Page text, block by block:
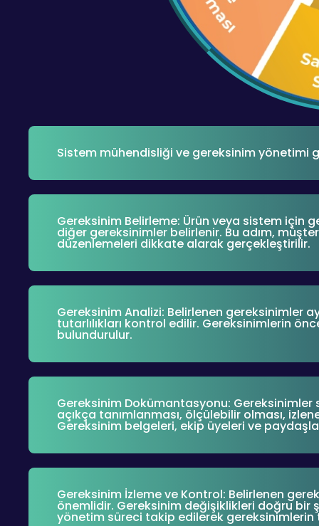
Sistem mühendisliği ve gereksinim yönetimi
Gereksinim Belirleme: Ürün veya sistem için
diğer gereksinimler belirlenir. Bu adım,
düzenlemeleri dikkate alarak gerçekleştirilir.
Gereksinim Analizi: Belirlenen gereksinimler
tutarlılıkları kontrol edilir. Gereksinimlerin
bulundurulur.
Gereksinim Dokümantasyonu:
açıkça tanımlanması, ölçülebilir olması,
Gereksinim belgeleri, ekip üyeleri ve
Gereksinim İzleme ve Kontrol: Belirlenen
önemlidir. Gereksinim değişiklikleri doğru bir
yönetim süreci takip edilerek gereksinimlerin